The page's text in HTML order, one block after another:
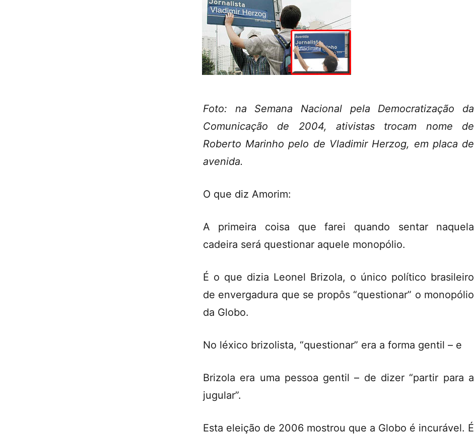
Foto: na Semana Nacional pela Democratização da
Comunicação de 2004, ativistas trocam nome de
Roberto Marinho pelo de Vladimir Herzog, em placa de
avenida.
O que diz Amorim:
A primeira coisa que farei quando sentar naquela
cadeira será questionar aquele monopólio.
É o que dizia Leonel Brizola, o único político brasileiro
de envergadura que se propôs “questionar” o monopólio
da Globo.
No léxico brizolista, “questionar” era a forma gentil – e
Brizola era uma pessoa gentil – de dizer “partir para a
jugular”.
Esta eleição de 2006 mostrou que a Globo é incurável. É